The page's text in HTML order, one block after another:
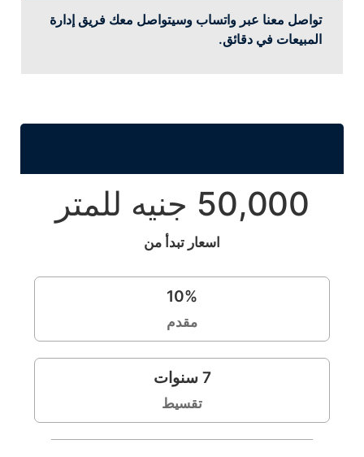
تواصل معنا عبر واتساب وسيتواصل معك فريق إدارة
المبيعات في دقائق.
50,000 جنيه للمتر
اسعار تبدأ من
10%
مقدم
7 سنوات
تقسيط